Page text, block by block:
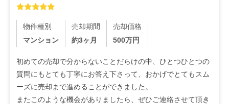
物件種別
マンション
売却期間
約3ヶ月
売却価格
500万円
初めての売却で分からないことだらけの中、ひとつひとつの
質問にもとても丁寧にお答え下さって、おかげでとてもスム
ーズに売却まで進めることができました。
またこのような機会がありましたら、ぜひご連絡させて頂き